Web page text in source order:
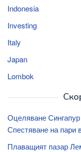
Indonesia
Investing
Italy
Japan
Lombok
Оцеляване
Спестяване на пари
Плаващият пазар